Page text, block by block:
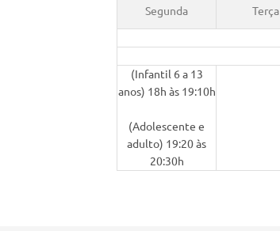
Segunda Terça
(Infantil 6 a 13
anos) 18h às 19:10h
(Adolescente e
adulto) 19:20 às
20:30h